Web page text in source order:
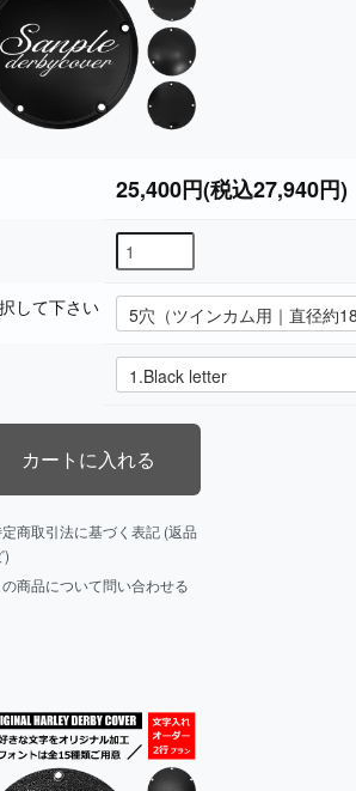
25,400円(税込27,940円)
して下さい
商取引法に基づく表記 (返品
)
商品について問い合わせる